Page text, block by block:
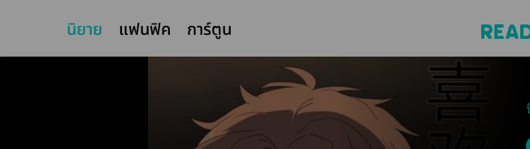
นิยาย แฟนฟิค การ์ตูน